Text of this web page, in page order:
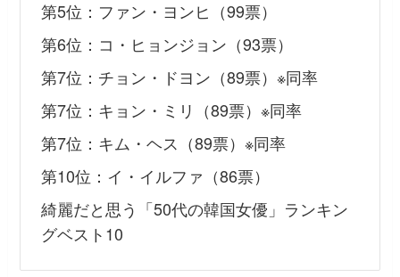
第5位：ファン・ヨンヒ（99票）
第6位：コ・ヒョンジョン（93票）
第7位：チョン・ドヨン（89票）※同率
第7位：キョン・ミリ（89票）※同率
第7位：キム・ヘス（89票）※同率
第10位：イ・イルファ（86票）
綺麗だと思う「50代の韓国女優」ランキン
グベスト10